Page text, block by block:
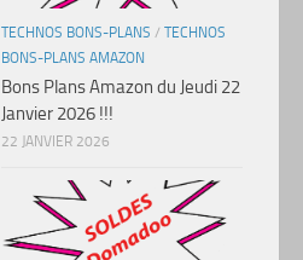
TECHNOS BONS-PLANS / TECHNOS
BONS-PLANS AMAZON
Bons Plans Amazon du Jeudi 22
Janvier 2026 !!!
22 JANVIER 2026